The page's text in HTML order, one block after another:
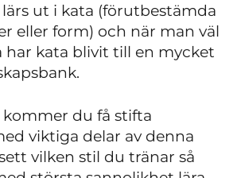
ut i kata (förutbestämda
eller form) och när man väl
har kata blivit till en mycket
kommer du få stifta
viktiga delar av denna
vilken stil du tränar så